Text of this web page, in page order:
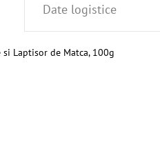
Date logistice
si Laptisor de Matca, 100g